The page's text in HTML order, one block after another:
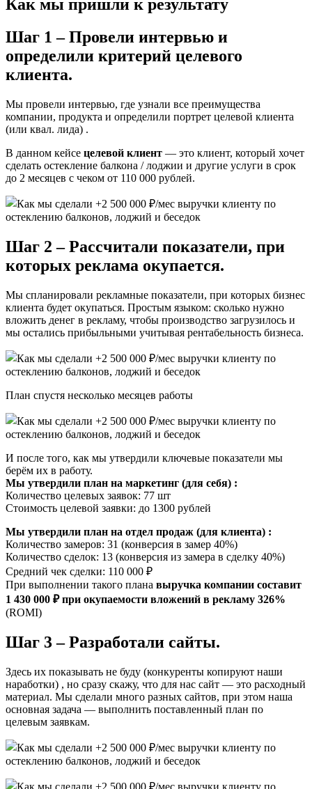
Как мы пришли к результату
Шаг 1 – Провели интервью и
определили критерий целевого
клиента.
Мы провели интервью, где узнали все преимущества
компании, продукта и определили портрет целевой клиента
(или квал. лида) .
В данном кейсе целевой клиент — это клиент, который хочет
сделать остекление балкона / лоджии и другие услуги в срок
до 2 месяцев с чеком от 110 000 рублей.
Шаг 2 – Рассчитали показатели, при
которых реклама окупается.
Мы спланировали рекламные показатели, при которых бизнес
клиента будет окупаться. Простым языком: сколько нужно
вложить денег в рекламу, чтобы производство загрузилось и
мы остались прибыльными учитывая рентабельность бизнеса.
План спустя несколько месяцев работы
И после того, как мы утвердили ключевые показатели мы
берём их в работу.
Мы утвердили план на маркетинг (для себя) :
Количество целевых заявок: 77 шт
Стоимость целевой заявки: до 1300 рублей
Мы утвердили план на отдел продаж (для клиента) :
Количество замеров: 31 (конверсия в замер 40%)
Количество сделок: 13 (конверсия из замера в сделку 40%)
Средний чек сделки: 110 000 ₽
При выполнении такого плана выручка компании составит
1 430 000 ₽ при окупаемости вложений в рекламу 326%
(ROMI)
Шаг 3 – Разработали сайты.
Здесь их показывать не буду (конкуренты копируют наши
наработки) , но сразу скажу, что для нас сайт — это расходный
материал. Мы сделали много разных сайтов, при этом наша
основная задача — выполнить поставленный план по
целевым заявкам.